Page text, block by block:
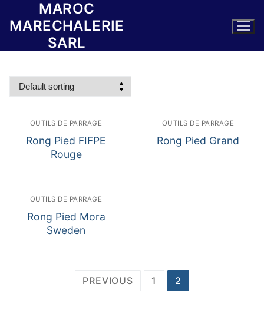
MAROC
MARECHALERIE
SARL
OUTILS DE PARRAGE
Rong Pied FIFPE
Rouge
OUTILS DE PARRAGE
Rong Pied Grand
OUTILS DE PARRAGE
Rong Pied Mora
Sweden
PREVIOUS 1 2